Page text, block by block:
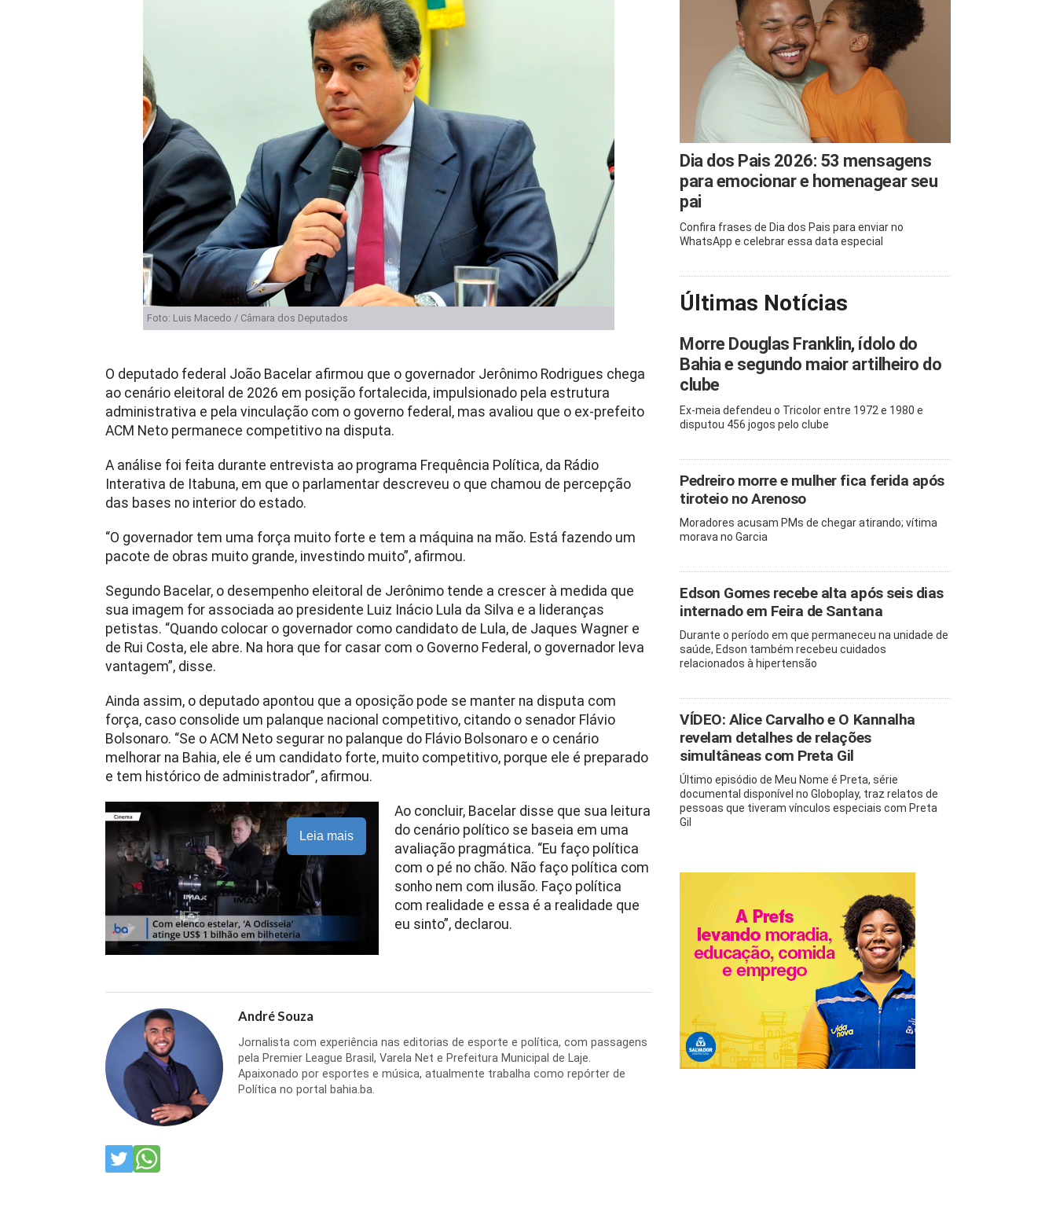
Foto: Luis Macedo / Câmara dos Deputados
O deputado federal João Bacelar afirmou que o governador Jerônimo Rodrigues chega
ao cenário eleitoral de 2026 em posição fortalecida, impulsionado pela estrutura
administrativa e pela vinculação com o governo federal, mas avaliou que o ex-prefeito
ACM Neto permanece competitivo na disputa.
A análise foi feita durante entrevista ao programa Frequência Política, da Rádio
Interativa de Itabuna, em que o parlamentar descreveu o que chamou de percepção
das bases no interior do estado.
“O governador tem uma força muito forte e tem a máquina na mão. Está fazendo um
pacote de obras muito grande, investindo muito”, afirmou.
Segundo Bacelar, o desempenho eleitoral de Jerônimo tende a crescer à medida que
sua imagem for associada ao presidente Luiz Inácio Lula da Silva e a lideranças
petistas. “Quando colocar o governador como candidato de Lula, de Jaques Wagner e
de Rui Costa, ele abre. Na hora que for casar com o Governo Federal, o governador leva
vantagem”, disse.
Ainda assim, o deputado apontou que a oposição pode se manter na disputa com
força, caso consolide um palanque nacional competitivo, citando o senador Flávio
Bolsonaro. “Se o ACM Neto segurar no palanque do Flávio Bolsonaro e o cenário
melhorar na Bahia, ele é um candidato forte, muito competitivo, porque ele é preparado
e tem histórico de administrador”, afirmou.
Leia mais
Ao concluir, Bacelar disse que sua leitura
do cenário político se baseia em uma
avaliação pragmática. “Eu faço política
com o pé no chão. Não faço política com
sonho nem com ilusão. Faço política
com realidade e essa é a realidade que
eu sinto”, declarou.
André Souza
Jornalista com experiência nas editorias de esporte e política, com passagens
pela Premier League Brasil, Varela Net e Prefeitura Municipal de Laje.
Apaixonado por esportes e música, atualmente trabalha como repórter de
Política no portal bahia.ba.
Dia dos Pais 2026: 53 mensagens
para emocionar e homenagear seu
pai
Confira frases de Dia dos Pais para enviar no
WhatsApp e celebrar essa data especial
Últimas Notícias
Morre Douglas Franklin, ídolo do
Bahia e segundo maior artilheiro do
clube
Ex-meia defendeu o Tricolor entre 1972 e 1980 e
disputou 456 jogos pelo clube
Pedreiro morre e mulher fica ferida após
tiroteio no Arenoso
Moradores acusam PMs de chegar atirando; vítima
morava no Garcia
Edson Gomes recebe alta após seis dias
internado em Feira de Santana
Durante o período em que permaneceu na unidade de
saúde, Edson também recebeu cuidados
relacionados à hipertensão
VÍDEO: Alice Carvalho e O Kannalha
revelam detalhes de relações
simultâneas com Preta Gil
Último episódio de Meu Nome é Preta, série
documental disponível no Globoplay, traz relatos de
pessoas que tiveram vínculos especiais com Preta
Gil